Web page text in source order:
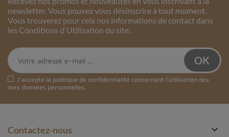
newsletter. Vous pouvez vous désinscrire à tout moment.
Vous trouverez pour cela nos informations de contact dans
les Conditions d'Utilisation du site.
J'accepte la politique de confidentialité concernant l'utilisation des
mes données personnelles.
Contactez-nous 